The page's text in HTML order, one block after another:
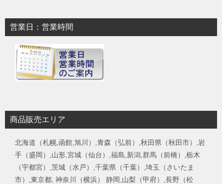
営業日：営業時間
商品販売エリア
北海道（札幌,函館,旭川）,青森（弘前）,秋田県（秋田市）,岩
手（盛岡）,山形,宮城（仙台）,福島,新潟,群馬（前橋）,栃木
（宇都宮）,茨城（水戸）,千葉県（千葉）,埼玉（さいたま
市）,東京都, 神奈川（横浜） 静岡,山梨（甲府）,長野（松